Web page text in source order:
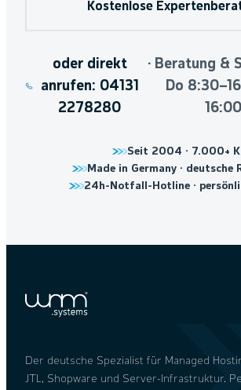
Kostenlose
oder direkt
anrufen: 04131
2278280
· Beratung &
Do
Seit 2004 · 7.000+
Made in Germany · deutsche
24h-Notfall-Hotline ·
Der deutsche Spezialist für Managed
JTL, Shopware und Server-Infrastruktur.